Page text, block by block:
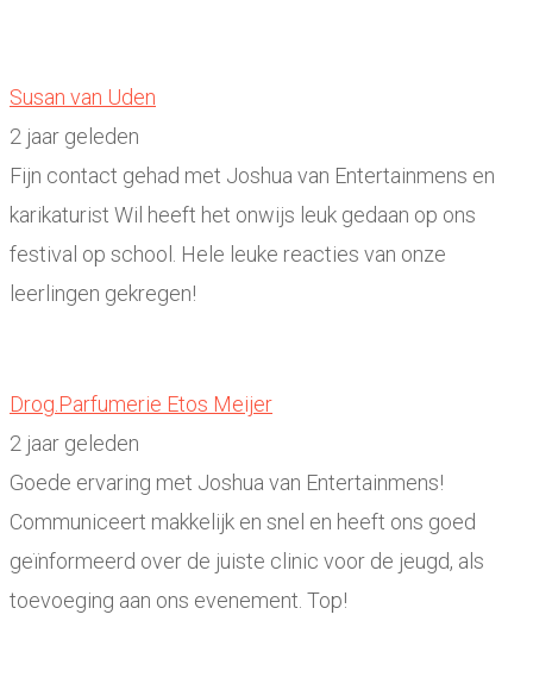
Susan van Uden
2 jaar geleden
Fijn contact gehad met Joshua van Entertainmens en
karikaturist Wil heeft het onwijs leuk gedaan op ons
festival op school. Hele leuke reacties van onze
leerlingen gekregen!
Drog.Parfumerie Etos Meijer
2 jaar geleden
Goede ervaring met Joshua van Entertainmens!
Communiceert makkelijk en snel en heeft ons goed
geïnformeerd over de juiste clinic voor de jeugd, als
toevoeging aan ons evenement. Top!